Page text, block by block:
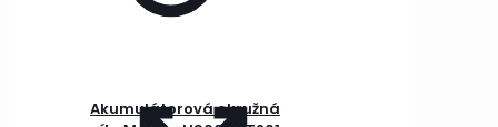
Akumulátorová okružná